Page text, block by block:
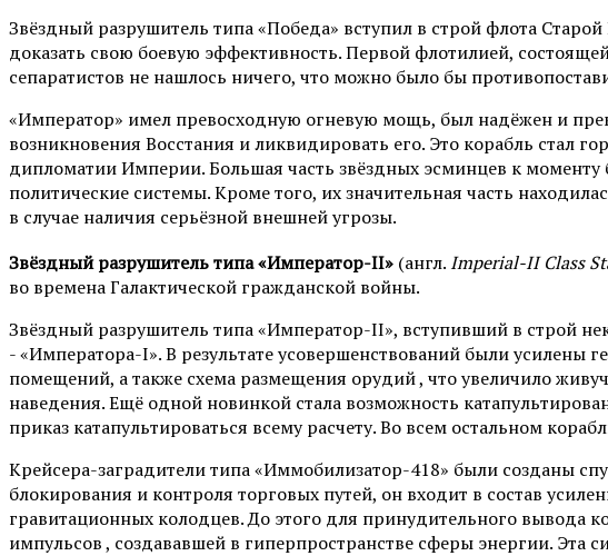
Звёздный разрушитель типа «Победа» вступил в строй флота
доказать свою боевую эффективность. Первой флотилией,
сепаратистов не нашлось ничего, что можно было бы
«Император» имел превосходную огневую мощь, был надёжен и
возникновения Восстания и ликвидировать его. Это корабль стал
дипломатии Империи. Большая часть звёздных эсминцев к
политические системы. Кроме того, их значительная часть
в случае наличия серьёзной внешней угрозы.
Звёздный разрушитель типа «Император-II» (англ. Imperial-II Class
во времена Галактической гражданской войны.
Звёздный разрушитель типа «Император-II», вступивший в строй
- «Императора-I». В результате усовершенствований были усилены
помещений, а также схема размещения орудий , что увеличило
наведения. Ещё одной новинкой стала возможность
приказ катапультироваться всему расчету. Во всем остальном
Крейсера-заградители типа «Иммобилизатор-418» были созданы
блокирования и контроля торговых путей, он входит в состав
гравитационных колодцев. До этого для принудительного вывода
импульсов , создававшей в гиперпространстве сферы энергии.